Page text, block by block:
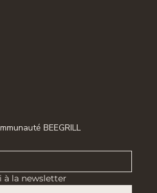
BEEGRILL
à la newsletter